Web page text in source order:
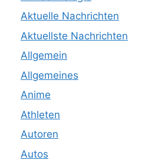
Aktuelle Nachrichten
Aktuellste Nachrichten
Allgemein
Allgemeines
Anime
Athleten
Autoren
Autos